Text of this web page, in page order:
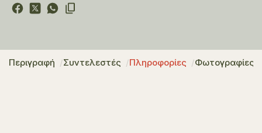
Περιγραφή Συντελεστές Πληροφορίες Φωτογραφίες